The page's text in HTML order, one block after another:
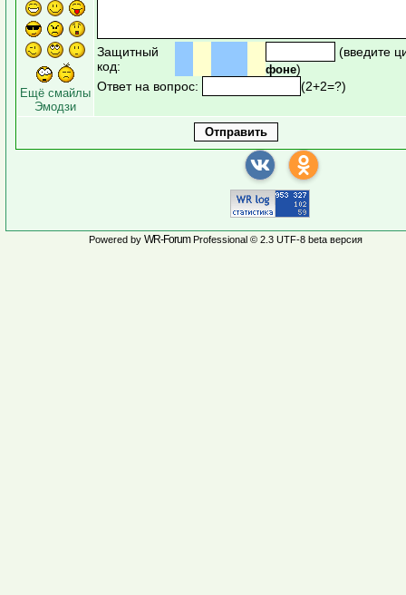
Ещё смайлы
Эмодзи
Защитный
код:
(введите
фоне)
Ответ на вопрос:
(2+2=?)
Powered by WR-ForumProfessional © 2.3 UTF-8 beta версия